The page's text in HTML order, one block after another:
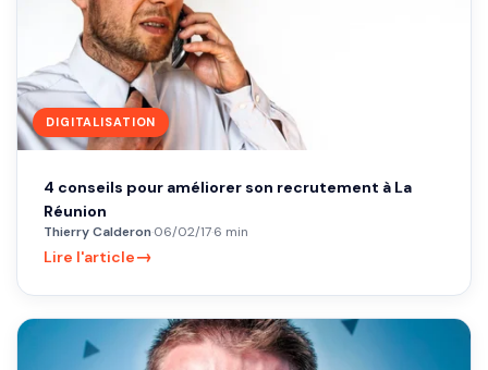
DIGITALISATION
4 conseils pour améliorer son recrutement à La
Réunion
Thierry Calderon·06/02/17·6 min
Lire l'article→